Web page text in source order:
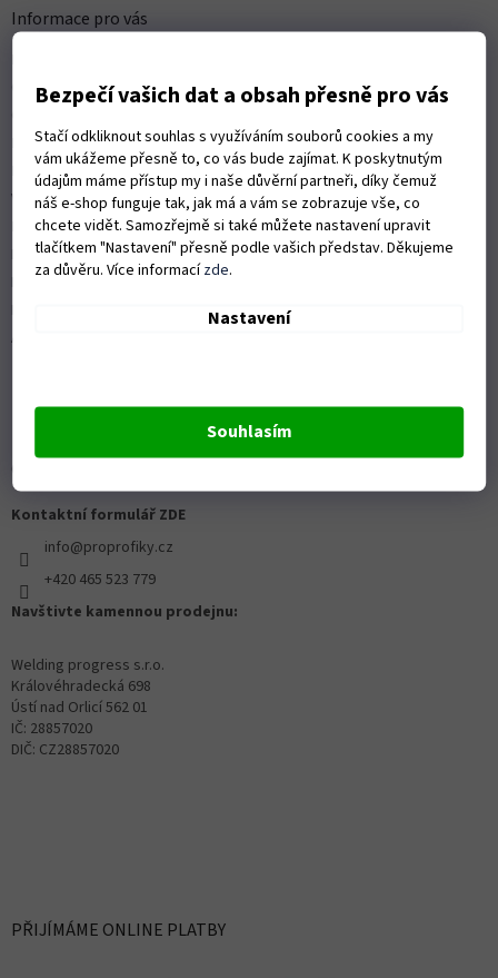
Bezpečí vašich dat a obsah přesně pro vás
Stačí odkliknout souhlas s využíváním souborů cookies a my
vám ukážeme přesně to, co vás bude zajímat. K poskytnutým
údajům máme přístup my i naše důvěrní partneři, díky čemuž
náš e-shop funguje tak, jak má a vám se zobrazuje vše, co
chcete vidět. Samozřejmě si také můžete nastavení upravit
tlačítkem "Nastavení" přesně podle vašich představ. Děkujeme
za důvěru. Více informacízde.
Nastavení
Souhlasím
Informace pro vás
Obchodní podmínky
Možnosti dopravy
Platební možnosti
Vrácení zboží a reklamace
Nákup na splátky
ISO 9001:2015
Autorizovaný servis Husqvarna
Kontaktní formulář ZDE
info@proprofiky.cz
+420 465 523 779
Navštivte kamennou prodejnu:
Welding progress s.r.o.
Královéhradecká 698
Ústí nad Orlicí 562 01
IČ: 28857020
DIČ: CZ28857020
PŘIJÍMÁME ONLINE PLATBY